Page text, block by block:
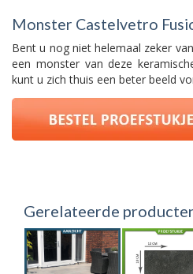
Monster Castelvetro
Bent u nog niet helemaal zeker
een monster van deze
kunt u zich thuis een beter beeld
Gerelateerde